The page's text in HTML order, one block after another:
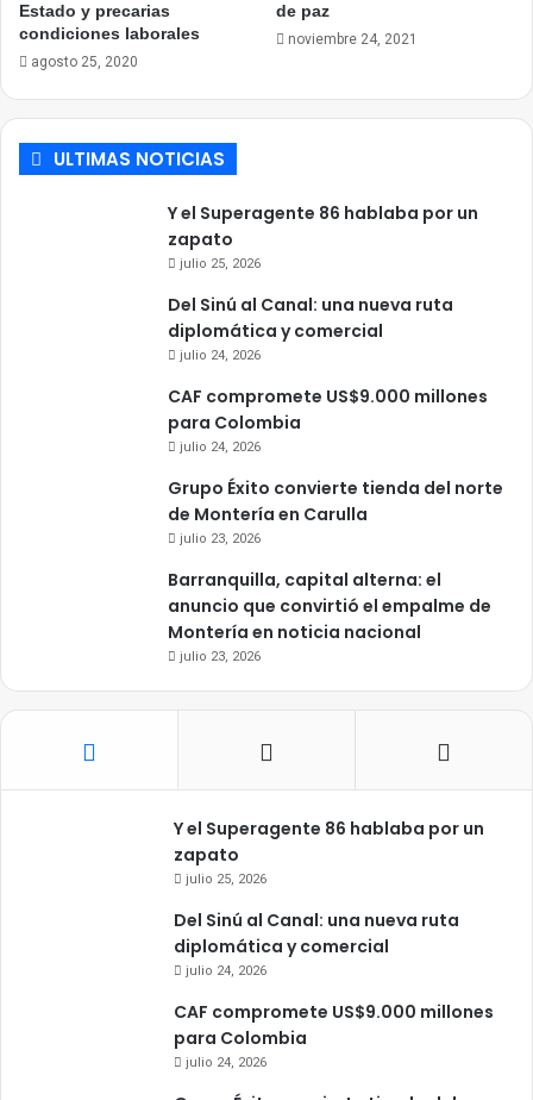
Estado y precarias
condiciones laborales
agosto 25, 2020
de paz
noviembre 24, 2021
ULTIMAS NOTICIAS
Y el Superagente 86 hablaba por un
zapato
julio 25, 2026
Del Sinú al Canal: una nueva ruta
diplomática y comercial
julio 24, 2026
CAF compromete US$9.000 millones
para Colombia
julio 24, 2026
Grupo Éxito convierte tienda del norte
de Montería en Carulla
julio 23, 2026
Barranquilla, capital alterna: el
anuncio que convirtió el empalme de
Montería en noticia nacional
julio 23, 2026
Y el Superagente 86 hablaba por un
zapato
julio 25, 2026
Del Sinú al Canal: una nueva ruta
diplomática y comercial
julio 24, 2026
CAF compromete US$9.000 millones
para Colombia
julio 24, 2026